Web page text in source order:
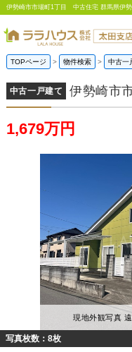
TOPページ 物件検索 中古一
中古一戸建て 伊勢崎市
1,679万円
現地外観写真
写真枚数：8枚